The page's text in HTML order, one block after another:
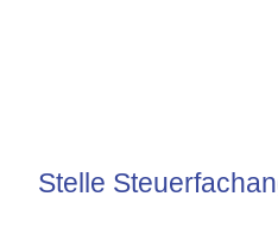
Stelle